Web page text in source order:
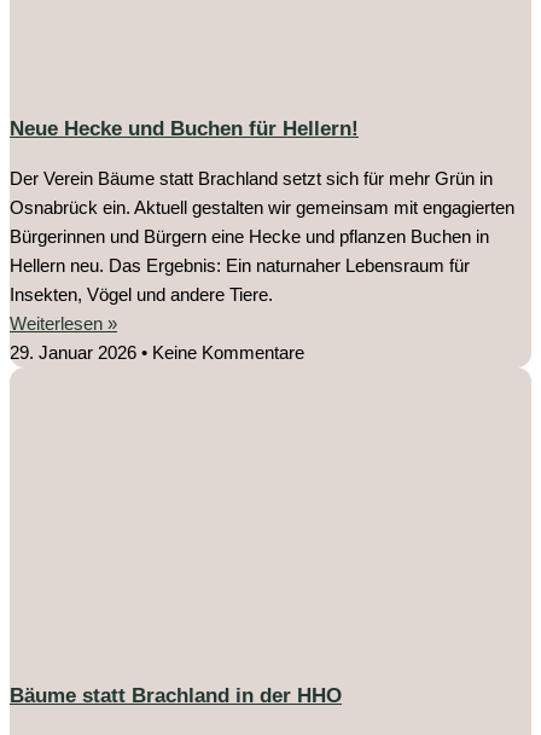
Neue Hecke und Buchen für Hellern!
Der Verein Bäume statt Brachland setzt sich für mehr Grün in
Osnabrück ein. Aktuell gestalten wir gemeinsam mit engagierten
Bürgerinnen und Bürgern eine Hecke und pflanzen Buchen in
Hellern neu. Das Ergebnis: Ein naturnaher Lebensraum für
Insekten, Vögel und andere Tiere.
Weiterlesen »
29. Januar 2026
Keine Kommentare
Bäume statt Brachland in der HHO